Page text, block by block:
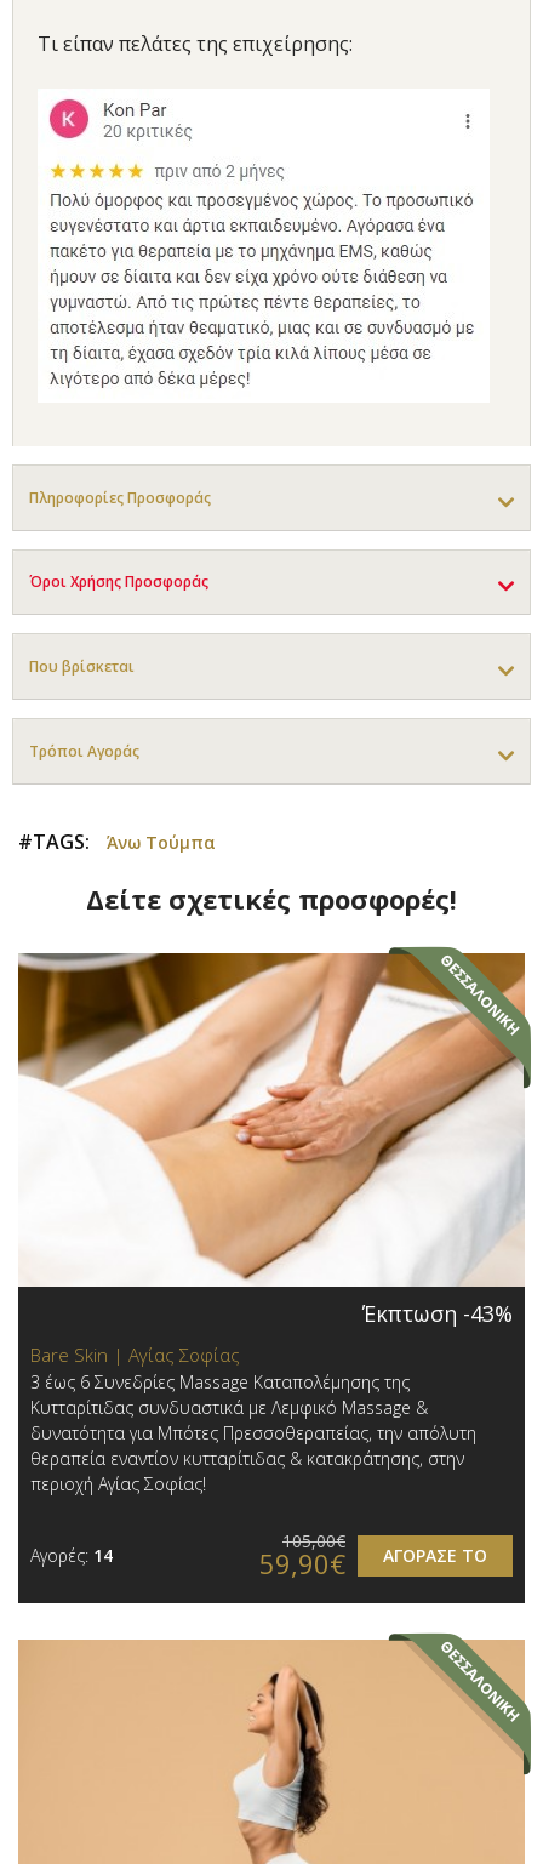
Τι είπαν πελάτες της επιχείρησης:
Πληροφορίες Προσφοράς
Όροι Χρήσης Προσφοράς
Που βρίσκεται
Τρόποι Αγοράς
#TAGS: Άνω Τούμπα
Δείτε σχετικές προσφορές!
Έκπτωση -43%
Bare Skin | Αγίας Σοφίας
3 έως 6 Συνεδρίες Massage Καταπολέμησης της
Κυτταρίτιδας συνδυαστικά με Λεμφικό Massage &
δυνατότητα για Μπότες Πρεσσοθεραπείας, την απόλυτη
θεραπεία εναντίον κυτταρίτιδας & κατακράτησης, στην
περιοχή Αγίας Σοφίας!
Αγορές: 14 ΑΓΟΡΑΣΕ ΤΟ
105,00€
59,90€